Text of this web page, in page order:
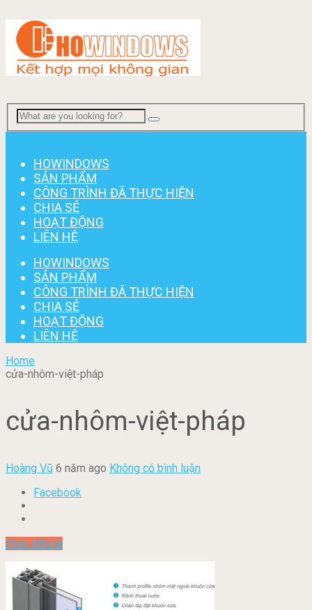
HOWINDOWS
SẢN PHẨM
CÔNG TRÌNH ĐÃ THỰC HIỆN
CHIA SẺ
HOẠT ĐỘNG
LIÊN HỆ
HOWINDOWS
SẢN PHẨM
CÔNG TRÌNH ĐÃ THỰC HIỆN
CHIA SẺ
HOẠT ĐỘNG
LIÊN HỆ
Home
cửa-nhôm-việt-pháp
cửa-nhôm-việt-pháp
Hoàng Vũ 6 năm ago Không có bình luận
Facebook
Prev Article